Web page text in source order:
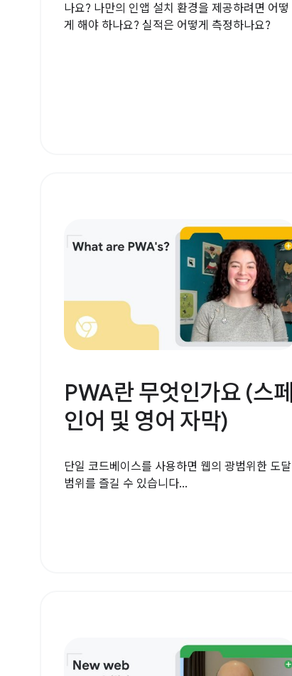
나요? 나만의 인앱 설치 환경을 제공하려면 어떻
게 해야 하나요? 실적은 어떻게 측정하나요?
PWA란 무엇인가요 (스페
인어 및 영어 자막)
단일 코드베이스를 사용하면 웹의 광범위한 도달
범위를 즐길 수 있습니다...